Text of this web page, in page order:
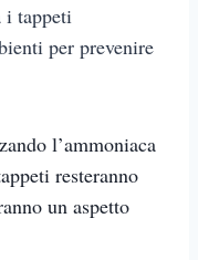
i tappeti
per prevenire
l’ammoniaca
resteranno
un aspetto